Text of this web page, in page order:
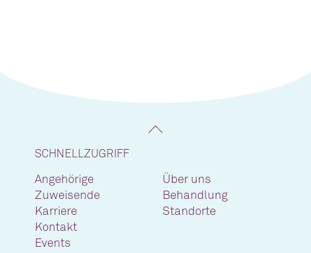
SCHNELLZUGRIFF
Angehörige
Zuweisende
Karriere
Kontakt
Events
Über uns
Behandlung
Standorte